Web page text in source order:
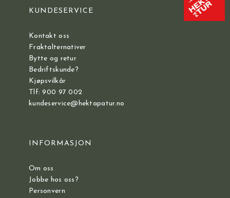
KUNDESERVICE
Kontakt oss
Fraktalternativer
Bytte og retur
Bedriftskunde?
Kjøpsvilkår
Tlf: 900 97 002
kundeservice@hektapatur.no
INFORMASJON
Om oss
Jobbe hos oss?
Personvern